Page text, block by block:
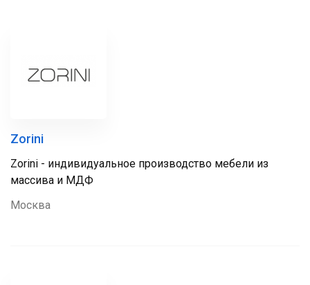
Zorini
Zorini - индивидуальное производство мебели из
массива и МДФ
Москва